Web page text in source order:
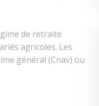
de retraite
agricoles. Les
général (Cnav) ou